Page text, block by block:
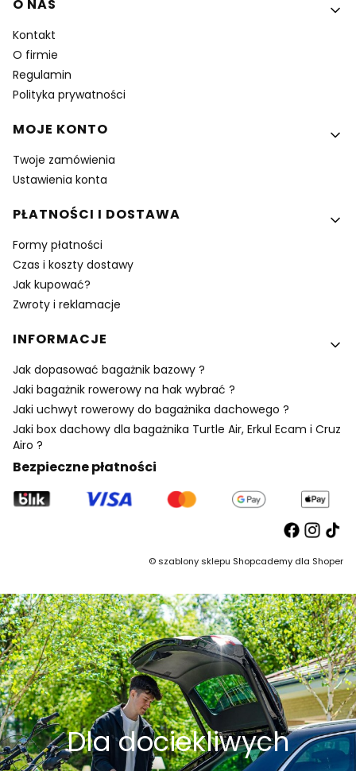
O NAS
Kontakt
O firmie
Regulamin
Polityka prywatności
MOJE KONTO
Twoje zamówienia
Ustawienia konta
PŁATNOŚCI I DOSTAWA
Formy płatności
Czas i koszty dostawy
Jak kupować?
Zwroty i reklamacje
INFORMACJE
Jak dopasować bagażnik bazowy ?
Jaki bagażnik rowerowy na hak wybrać ?
Jaki uchwyt rowerowy do bagażnika dachowego ?
Jaki box dachowy dla bagażnika Turtle Air, Erkul Ecam i Cruz
Airo ?
Bezpieczne płatności
©szablony sklepu Shopcademy dla Shoper
Dla dociekliwych